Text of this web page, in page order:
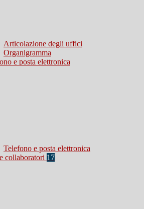
Articolazione degli uffici
Organigramma
e posta elettronica
Telefono e posta elettronica
collaboratori 17